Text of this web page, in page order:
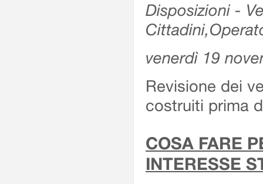
Disposizioni -
venerdì 19
Revisione dei
costruiti prima
COSA FARE
INTERESSE